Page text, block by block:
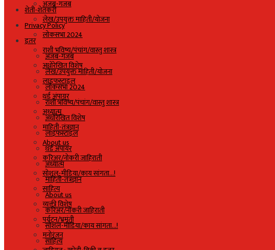
अजब-गजब
लेख/उपयुक्त माहिती/योजना
लोकसभा 2024
राशी भविष्य/पंचांग/वास्तु शास्त्र
अधोरेखित विशेष
लाइफस्टाइल
थर्ड अंपायर
अध्यात्म
माहिती-तंत्रज्ञान
About us
करिअर/नोकरी जाहिराती
सोशल-मीडिया/काय सांगता…!
साहित्य
व्यक्ती विशेष
पर्यटन/भ्रमंती
मनोरंजन
शेती-शेतकरी
Privacy Policy
इतर
अजब-गजब
लेख/उपयुक्त माहिती/योजना
लोकसभा 2024
राशी भविष्य/पंचांग/वास्तु शास्त्र
अधोरेखित विशेष
लाइफस्टाइल
थर्ड अंपायर
अध्यात्म
माहिती-तंत्रज्ञान
About us
करिअर/नोकरी जाहिराती
सोशल-मीडिया/काय सांगता…!
साहित्य